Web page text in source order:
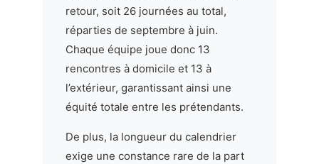
retour, soit 26 journées au total,
réparties de septembre à juin.
Chaque équipe joue donc 13
rencontres à domicile et 13 à
l’extérieur, garantissant ainsi une
équité totale entre les prétendants.
De plus, la longueur du calendrier
exige une constance rare de la part